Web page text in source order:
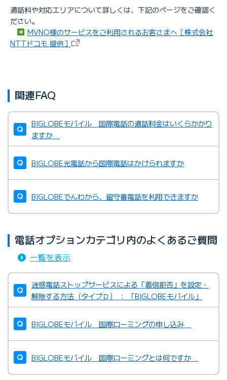
通話料や対応エリアについて詳しくは、下記のページをご確認く
ださい。
MVNO様のサービスをご利用されるお客さまへ［株式会社
NTTドコモ 提供］
関連FAQ
BIGLOBEモバイル 国際電話の通話料金はいくらかかり
ますか
BIGLOBE光電話から国際電話はかけられますか
BIGLOBEでんわから、留守番電話を利用できますか
電話オプションカテゴリ内のよくあるご質問
一覧を表示
迷惑電話ストップサービスによる「着信拒否」を設定・
解除する方法（タイプＤ） ： 「BIGLOBEモバイル」
BIGLOBEモバイル 国際ローミングの申し込み
BIGLOBEモバイル 国際ローミングとは何ですか